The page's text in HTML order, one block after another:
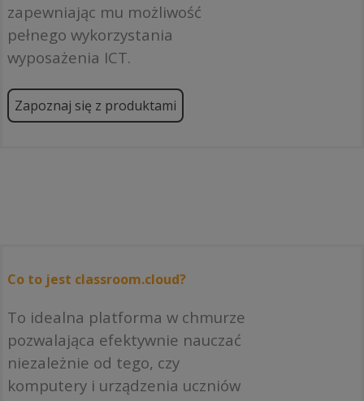
zapewniając mu możliwość
pełnego wykorzystania
wyposażenia ICT.
Zapoznaj się z produktami
Co to jest classroom.cloud?
To idealna platforma w chmurze
pozwalająca efektywnie nauczać
niezależnie od tego, czy
komputery i urządzenia uczniów